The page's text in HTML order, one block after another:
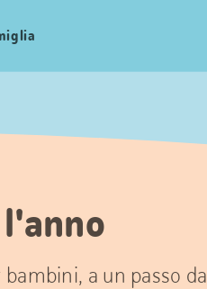
a un passo da